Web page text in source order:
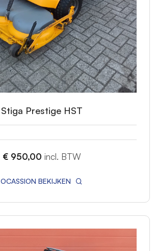
Stiga Prestige HST
€ 950,00 incl. BTW
OCASSION BEKIJKEN